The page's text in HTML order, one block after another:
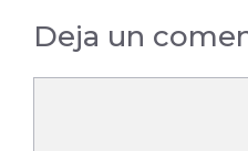
Deja un